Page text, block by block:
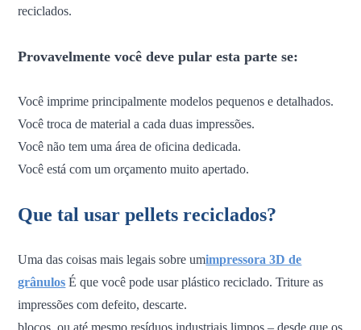
reciclados.
Provavelmente você deve pular esta parte se:
Você imprime principalmente modelos pequenos e detalhados.
Você troca de material a cada duas impressões.
Você não tem uma área de oficina dedicada.
Você está com um orçamento muito apertado.
Que tal usar pellets reciclados?
Uma das coisas mais legais sobre umimpressora 3D de
grânulos É que você pode usar plástico reciclado. Triture as
impressões com defeito, descarte.